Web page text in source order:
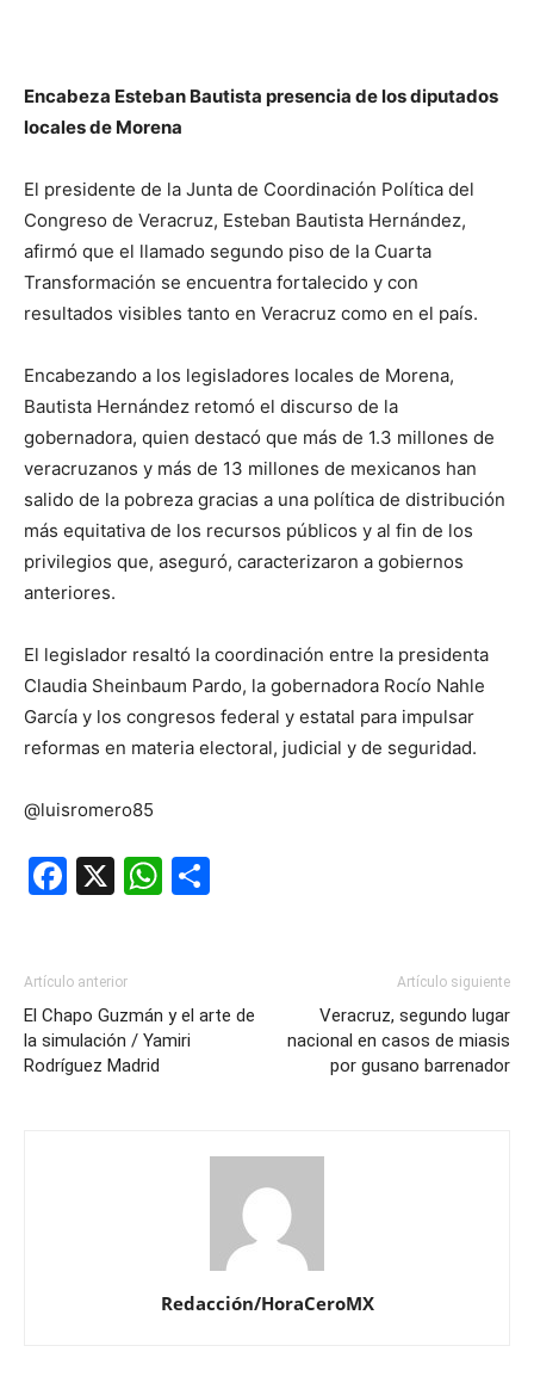
Encabeza Esteban Bautista presencia de los diputados
locales de Morena
El presidente de la Junta de Coordinación Política del
Congreso de Veracruz, Esteban Bautista Hernández,
afirmó que el llamado segundo piso de la Cuarta
Transformación se encuentra fortalecido y con
resultados visibles tanto en Veracruz como en el país.
Encabezando a los legisladores locales de Morena,
Bautista Hernández retomó el discurso de la
gobernadora, quien destacó que más de 1.3 millones de
veracruzanos y más de 13 millones de mexicanos han
salido de la pobreza gracias a una política de distribución
más equitativa de los recursos públicos y al fin de los
privilegios que, aseguró, caracterizaron a gobiernos
anteriores.
El legislador resaltó la coordinación entre la presidenta
Claudia Sheinbaum Pardo, la gobernadora Rocío Nahle
García y los congresos federal y estatal para impulsar
reformas en materia electoral, judicial y de seguridad.
@luisromero85
Facebook
X WhatsApp
Artículo anterior
El Chapo Guzmán y el arte de
la simulación / Yamiri
Rodríguez Madrid
Artículo siguiente
Veracruz, segundo lugar
nacional en casos de miasis
por gusano barrenador
Redacción/HoraCeroMX